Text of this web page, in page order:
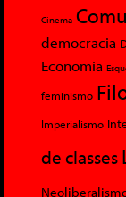
Cinema
democracia
Economia
feminismo
Imperialismo
de classes